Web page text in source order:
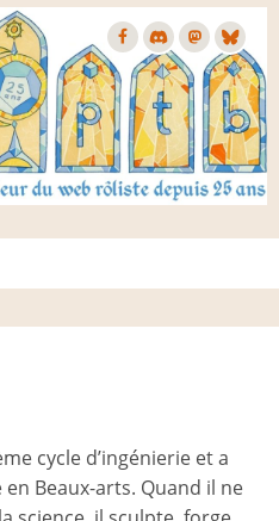
cycle d’ingénierie et a
Beaux-arts. Quand il ne